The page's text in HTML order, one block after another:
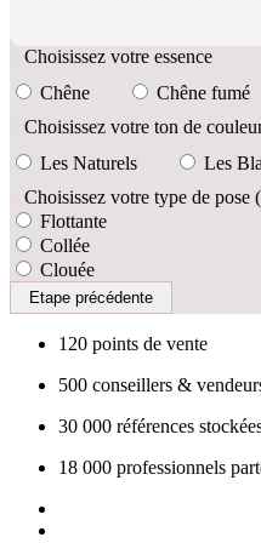
Choisissez votre essence
Chêne
Chêne fumé
Choisissez votre ton de
Les Naturels
Les
Choisissez votre type de pose
Flottante
Collée
Clouée
Etape précédente
120 points de vente
500 conseillers &
30 000 références
18 000 professionnels